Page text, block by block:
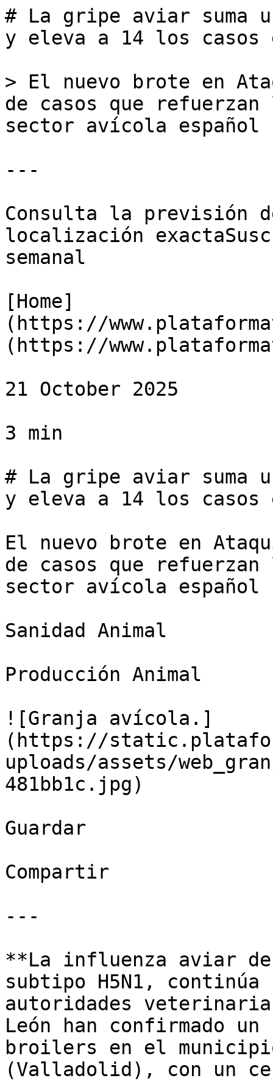
# La gripe aviar suma
y eleva a 14 los casos
> El nuevo brote en
de casos que
sector avícola español
---
Consulta la previsión
localización
semanal
[Home]
(https://
(https://
21 October 2025
3 min
# La gripe aviar suma
y eleva a 14 los casos
El nuevo brote en
de casos que
sector avícola español
Sanidad Animal
Producción Animal
![Granja avícola.]
(https://
uploads/assets/
481bb1c.jpg)
Guardar
Compartir
---
**La influenza aviar
subtipo H5N1, continúa
autoridades
León han confirmado
broilers en el
(Valladolid), con un